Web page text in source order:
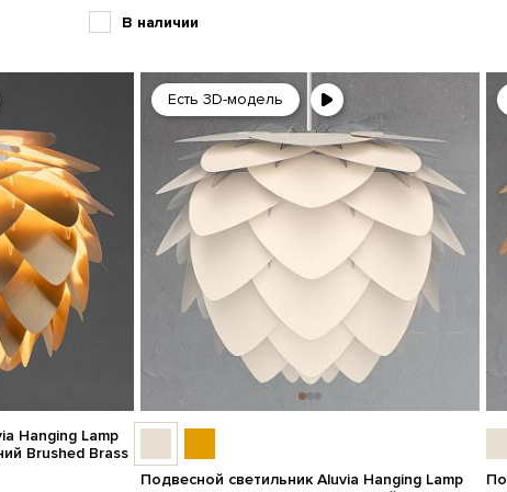
В наличии
Hanging Lamp
Brushed Brass
Есть 3D-модель
Подвесной светильник Aluvia Hanging Lamp